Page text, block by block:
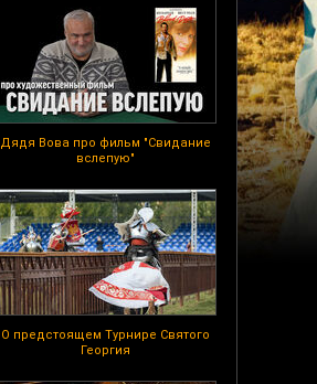
Дядя Вова про фильм "Свидание
вслепую"
О предстоящем Турнире Святого
Георгия